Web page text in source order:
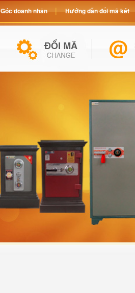
Góc doanh nhân Hướng dẫn đổi mã két